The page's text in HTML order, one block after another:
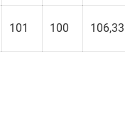
101 100 106,33